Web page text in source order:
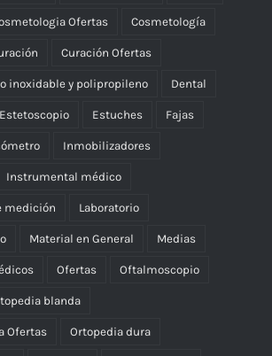
Ofertas Cosmetología
Curación Ofertas
inoxidable y polipropileno Dental
Estetoscopio Estuches Fajas
Inmobilizadores
Instrumental médico
medición Laboratorio
Material en General Medias
Ofertas Oftalmoscopio
blanda
Ofertas Ortopedia dura